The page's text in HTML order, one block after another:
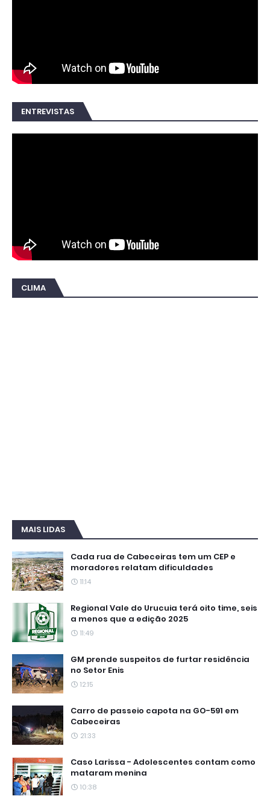
ENTREVISTAS
CLIMA
MAIS LIDAS
Cada rua de Cabeceiras tem um CEP e
moradores relatam dificuldades
11:14
Regional Vale do Urucuia terá oito time, seis
a menos que a edição 2025
11:49
GM prende suspeitos de furtar residência
no Setor Enis
12:15
Carro de passeio capota na GO-591 em
Cabeceiras
21:33
Caso Larissa - Adolescentes contam como
mataram menina
10:38